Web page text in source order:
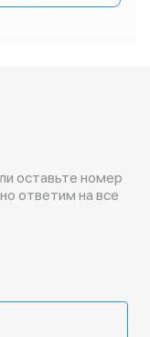
оставьте номер
ответим на все